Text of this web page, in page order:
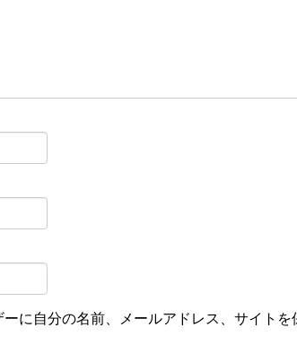
に自分の名前、メールアドレス、サイトを